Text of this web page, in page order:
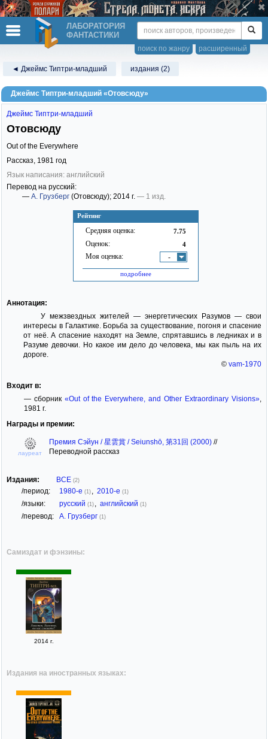
ЛАБОРАТОРИЯ
ФАНТАСТИКИ
расширенный
поиск по жанру
◄ Джеймс Типтри-младший издания (2)
Джеймс Типтри-младший «Отовсюду»
Рейтинг
Средняя оценка: 7.75
Оценок: 4
Моя оценка: -
подробнее
Джеймс Типтри-младший
Отовсюду
Out of the Everywhere
Рассказ, 1981 год
Язык написания: английский
Перевод на русский:
— А. Грузберг (Отовсюду); 2014 г. — 1 изд.
Аннотация:
У межзвездных жителей — энергетических Разумов — свои
интересы в Галактике. Борьба за существование, погоня и спасение
от неё. А спасение находят на Земле, спрятавшись в ледниках и в
Разуме девочки. Но какое им дело до человека, мы как пыль на их
дороге.
© vam-1970
Входит в:
— сборник «Out of the Everywhere, and Other Extraordinary Visions»
1981 г.
Награды и премии:
лауреат
Премия Сэйун / 星雲賞 / Seiunshō, 第31回 (2000) //
Переводной рассказ
Издания: ВСЕ (2)
/период: 1980-е (1) 2010-е (1)
/языки: русский (1) английский (1)
/перевод: А. Грузберг (1)
Самиздат и фэнзины:
2014 г.
Издания на иностранных языках: